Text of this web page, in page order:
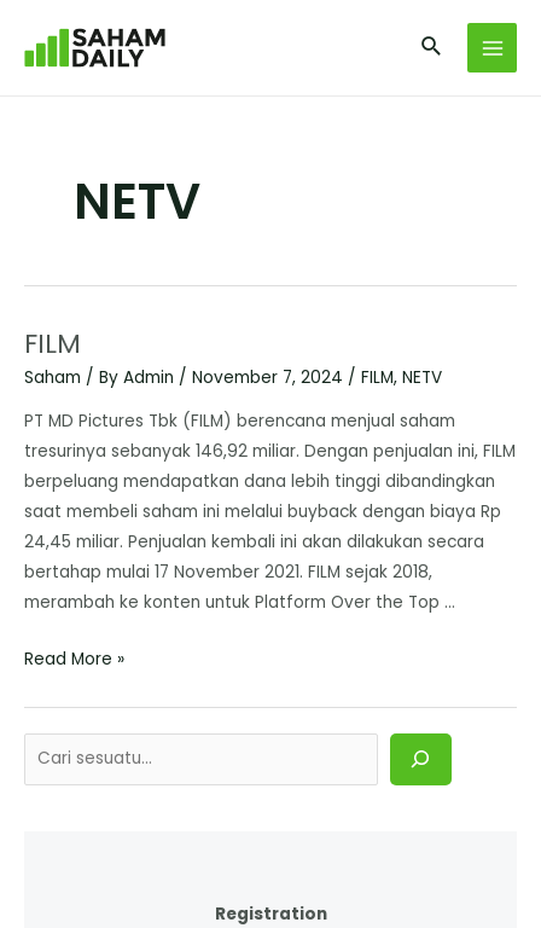
NETV
FILM
Saham / By Admin / November 7, 2024 / FILM, NETV
PT MD Pictures Tbk (FILM) berencana menjual saham
tresurinya sebanyak 146,92 miliar. Dengan penjualan ini, FILM
berpeluang mendapatkan dana lebih tinggi dibandingkan
saat membeli saham ini melalui buyback dengan biaya Rp
24,45 miliar. Penjualan kembali ini akan dilakukan secara
bertahap mulai 17 November 2021. FILM sejak 2018,
merambah ke konten untuk Platform Over the Top …
Read More »
Registration